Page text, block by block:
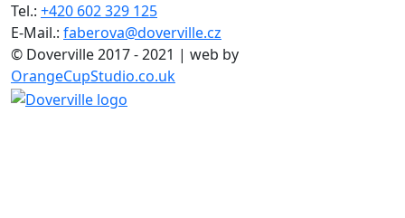
Tel.: +420 602 329 125
E-Mail.: faberova@doverville.cz
© Doverville 2017 - 2021 | web by
OrangeCupStudio.co.uk